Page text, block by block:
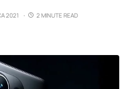
2021
2 MINUTE READ